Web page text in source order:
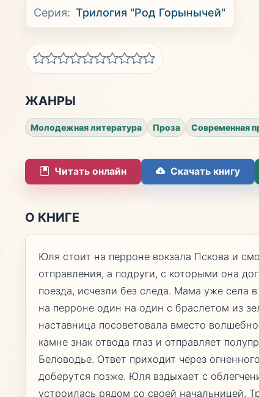
Серия: Трилогия "Род Горынычей"
ЖАНРЫ
Молодежная литература Проза Современная
Читать онлайн Скачать книгу
О КНИГЕ
Юля стоит на перроне вокзала Пскова и
отправления, а подруги, с которыми она
поезда, исчезли без следа. Мама уже села
на перроне один на один с браслетом из
наставница посоветовала вместо
камне знак отвода глаз и отправляет
Беловодье. Ответ приходит через
доберутся позже. Юля вздыхает с
устроилась рядом со своей начальницей.